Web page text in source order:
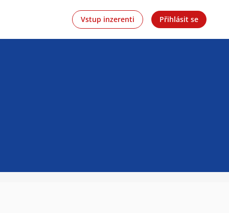
Vstup inzerenti Přihlásit se